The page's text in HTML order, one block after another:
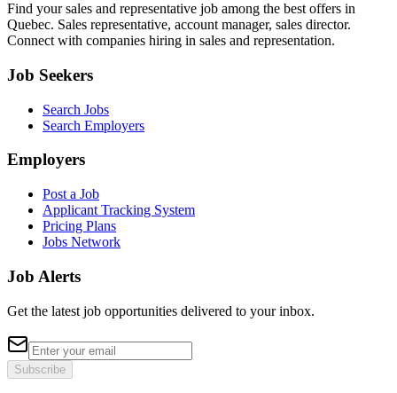
Find your sales and representative job among the best offers in
Quebec. Sales representative, account manager, sales director.
Connect with companies hiring in sales and representation.
Job Seekers
Search Jobs
Search Employers
Employers
Post a Job
Applicant Tracking System
Pricing Plans
Jobs Network
Job Alerts
Get the latest job opportunities delivered to your inbox.
Subscribe